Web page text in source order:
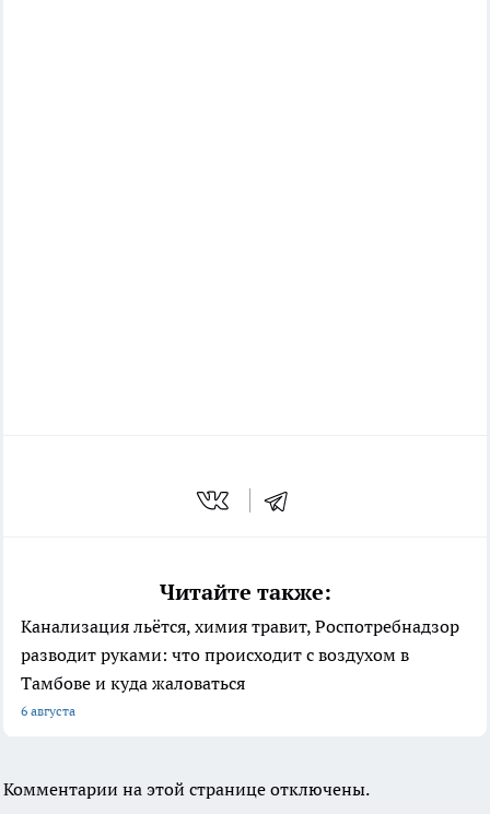
Читайте также:
Канализация льётся, химия травит, Роспотребнадзор
разводит руками: что происходит с воздухом в
Тамбове и куда жаловаться
6 августа
Комментарии на этой странице отключены.